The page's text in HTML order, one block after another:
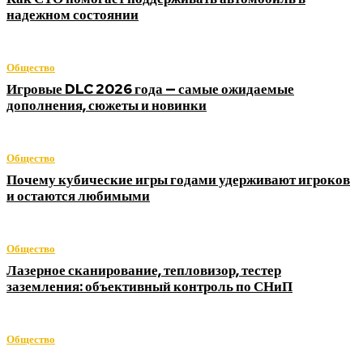
надежном состоянии
Общество
Игровые DLC 2026 года — самые ожидаемые
дополнения, сюжеты и новинки
Общество
Почему кубические игры годами удерживают игроков
и остаются любимыми
Общество
Лазерное сканирование, тепловизор, тестер
заземления: объективный контроль по СНиП
Общество